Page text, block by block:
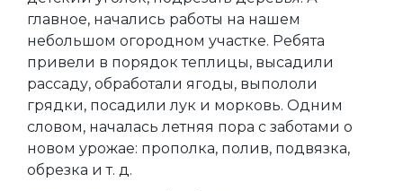
главное, начались работы на нашем
небольшом огородном участке. Ребята
привели в порядок теплицы, высадили
рассаду, обработали ягоды, выпололи
грядки, посадили лук и морковь. Одним
словом, началась летняя пора с заботами о
новом урожае: прополка, полив, подвязка,
обрезка и т. д.